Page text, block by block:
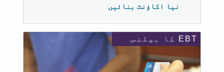
نیا اکاؤنٹ بنائیں
EBT کا بیلنس